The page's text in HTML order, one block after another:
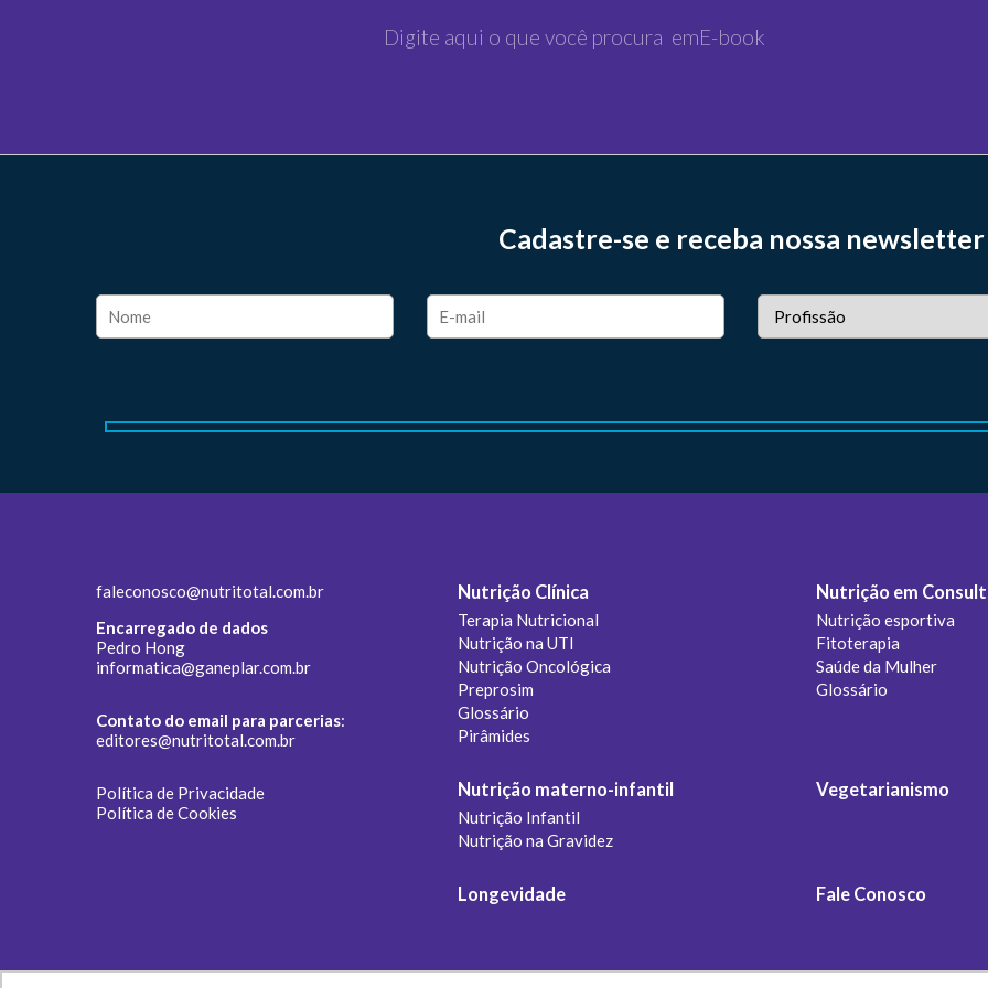
Cadastre-se e receba nossa newsletter
faleconosco@nutritotal.com.br
Encarregado de dados
Pedro Hong
informatica@ganeplar.com.br
Contato do email para parcerias:
editores@nutritotal.com.br
Política de Privacidade
Política de Cookies
Nutrição Clínica
Terapia Nutricional
Nutrição na UTI
Nutrição Oncológica
Preprosim
Glossário
Pirâmides
Nutrição em
Nutrição esportiva
Fitoterapia
Saúde da Mulher
Glossário
Nutrição materno-infantil
Nutrição Infantil
Nutrição na Gravidez
Vegetarianismo
Longevidade Fale Conosco